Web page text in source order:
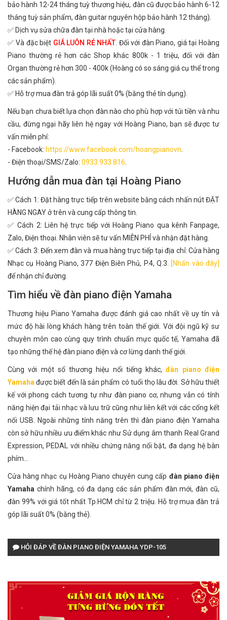
bảo hành 12-24 tháng tuỳ thương hiệu, đàn cũ được bảo hành 6-12
tháng tuỳ sản phẩm, đàn guitar nguyên hộp bảo hành 12 tháng).
✅ Dịch vụ sửa chữa đàn tại nhà hoặc tại cửa hàng.
✅ Và đặc biệt GIÁ LUÔN RẺ NHẤT . Đối với đàn Piano, giá tại Hoàng
Piano thường rẻ hơn các Shop khác 800k - 1 triệu, đối với đàn
Organ thường rẻ hơn 300 - 400k (Hoàng có so sáng giá cụ thể trong
các sản phẩm).
✅ Hỗ trợ mua đàn trả góp lãi suất 0% (bằng thẻ tín dụng).
Nếu bạn chưa biết lựa chọn đàn nào cho phù hợp với túi tiền và nhu
cầu, đừng ngại hãy liên hệ ngay với Hoàng Piano, bạn sẽ được tư
vấn miễn phí:
- Facebook: https://www.facebook.com/hoangpianovn
- Điện thoại/SMS/Zalo: 0933.933.816
Hướng dẫn mua đàn tại Hoàng Piano
✅ Cách 1: Đặt hàng trực tiếp trên website bằng cách nhấn nút ĐẶT
HÀNG NGAY ở trên và cung cấp thông tin.
✅ Cách 2: Liên hệ trực tiếp với Hoàng Piano qua kênh Fanpage,
Zalo, Điện thoại. Nhân viên sẽ tư vấn MIỄN PHÍ và nhận đặt hàng.
✅ Cách 3: Đến xem đàn và mua hàng trực tiếp tại địa chỉ: Cửa hàng
Nhạc cụ Hoàng Piano, 377 Điện Biên Phủ, P.4, Q.3.
[Nhấn vào đây]
để nhận chỉ đường.
Tìm hiểu về đàn piano điện Yamaha
Thương hiệu Piano Yamaha được đánh giá cao nhất về uy tín và
mức độ hài lòng khách hàng trên toàn thế giới. Với đội ngũ kỹ sư
chuyên môn cao cùng quy trình chuẩn mực quốc tế, Yamaha đã
tạo những thế hệ đàn piano điện và cơ lừng danh thế giới.
Cùng với một số thương hiệu nổi tiếng khác,đàn piano điện
Yamaha được biết đến là sản phẩm có tuổi thọ lâu đời. Sở hữu thiết
kế với phong cách tương tự như đàn piano cơ, nhưng vẫn có tính
năng hiện đại tải nhạc và lưu trữ cũng như liên kết với các cổng kết
nối USB. Ngoài những tính năng trên thì đàn piano điện Yamaha
còn sở hữu nhiều ưu điểm khác như Sử dụng âm thanh Real Grand
Expression, PEDAL với nhiều chứng năng nổi bật, đa dạng hệ bàn
phím...
Cửa hàng nhạc cụ Hoàng Piano chuyên cung cấp đàn piano điện
Yamaha chính hãng, có đa dạng các sản phẩm đàn mới, đàn cũ,
đàn 99% với giá tốt nhất Tp.HCM chỉ từ 2 triệu. Hỗ trợ mua đàn trả
góp lãi suất 0% (bằng thẻ).
HỎI ĐÁP VỀ ĐÀN PIANO ĐIỆN YAMAHA YDP-105